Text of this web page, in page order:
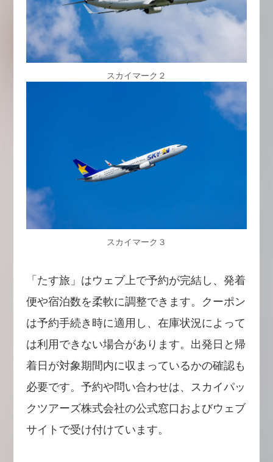
スカイマーク２
スカイマーク３
「たす旅」はウェブ上で予約が完結し、発着
便や宿泊数を柔軟に調整できます。クーポン
は予約手続き時に適用し、在庫状況によって
は利用できない場合があります。出発日と帰
着日が対象期間内に収まっているかの確認も
必要です。予約や問い合わせは、スカイパッ
クツアーズ株式会社の公式窓口およびウェブ
サイトで受け付けています。